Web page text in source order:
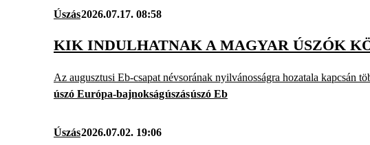
Úszás2026.07.17. 08:58
KIK INDULHATNAK A MAGYAR ÚSZÓK
Az augusztusi Eb-csapat névsorának nyilvánosságra hozatala kapcsán
úszó Európa-bajnokságúszásúszó Eb
Úszás2026.07.02. 19:06